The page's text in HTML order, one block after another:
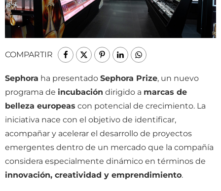
COMPARTIR
Sephora ha presentado Sephora Prize, un nuevo
programa de incubación dirigido a marcas de
belleza europeas con potencial de crecimiento. La
iniciativa nace con el objetivo de identificar,
acompañar y acelerar el desarrollo de proyectos
emergentes dentro de un mercado que la compañía
considera especialmente dinámico en términos de
innovación, creatividad y emprendimiento.